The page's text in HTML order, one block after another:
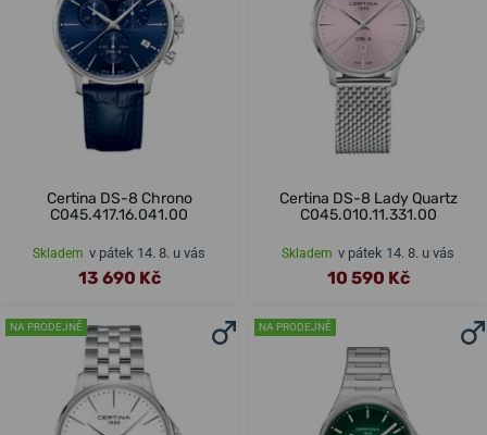
Certina DS-8 Chrono
C045.417.16.041.00
Skladem v pátek 14. 8. u vás
13 690 Kč
Certina DS-8 Lady Quartz
C045.010.11.331.00
Skladem v pátek 14. 8. u vás
10 590 Kč
NA PRODEJNĚ NA PRODEJNĚ